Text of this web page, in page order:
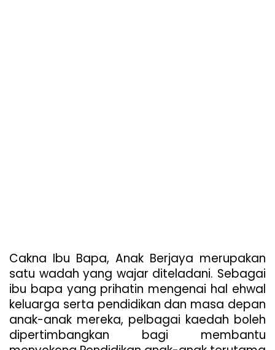
Cakna Ibu Bapa, Anak Berjaya merupakan
satu wadah yang wajar diteladani. Sebagai
ibu bapa yang prihatin mengenai hal ehwal
keluarga serta pendidikan dan masa depan
anak-anak mereka, pelbagai kaedah boleh
dipertimbangkan bagi membantu